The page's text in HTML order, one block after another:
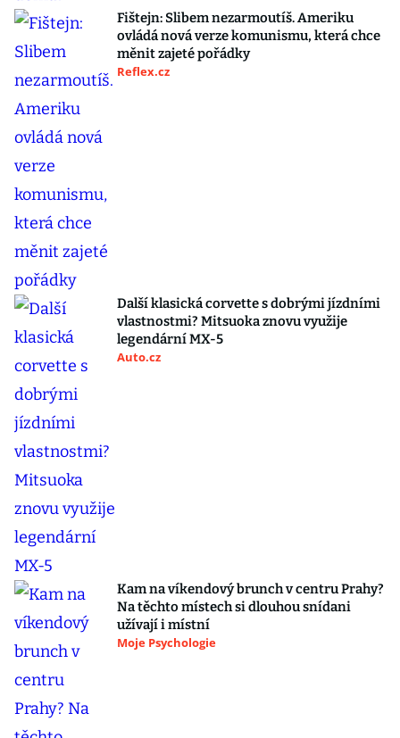
Fištejn: Slibem nezarmoutíš. Ameriku
ovládá nová verze komunismu, která chce
měnit zajeté pořádky
Reflex.cz
Další klasická corvette s dobrými jízdními
vlastnostmi? Mitsuoka znovu využije
legendární MX-5
Auto.cz
Kam na víkendový brunch v centru Prahy?
Na těchto místech si dlouhou snídani
užívají i místní
Moje Psychologie